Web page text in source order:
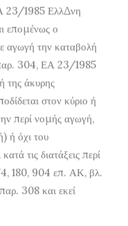
23/1985 ΕλλΔνη
επομένως ο
αγωγή την καταβολή
304, ΕΑ 23/1985
της άκυρης
στον κύριο ή
περί νομής αγωγή,
ή όχι του
τις διατάξεις περί
180, 904 επ. ΑΚ, βλ.
308 και εκεί